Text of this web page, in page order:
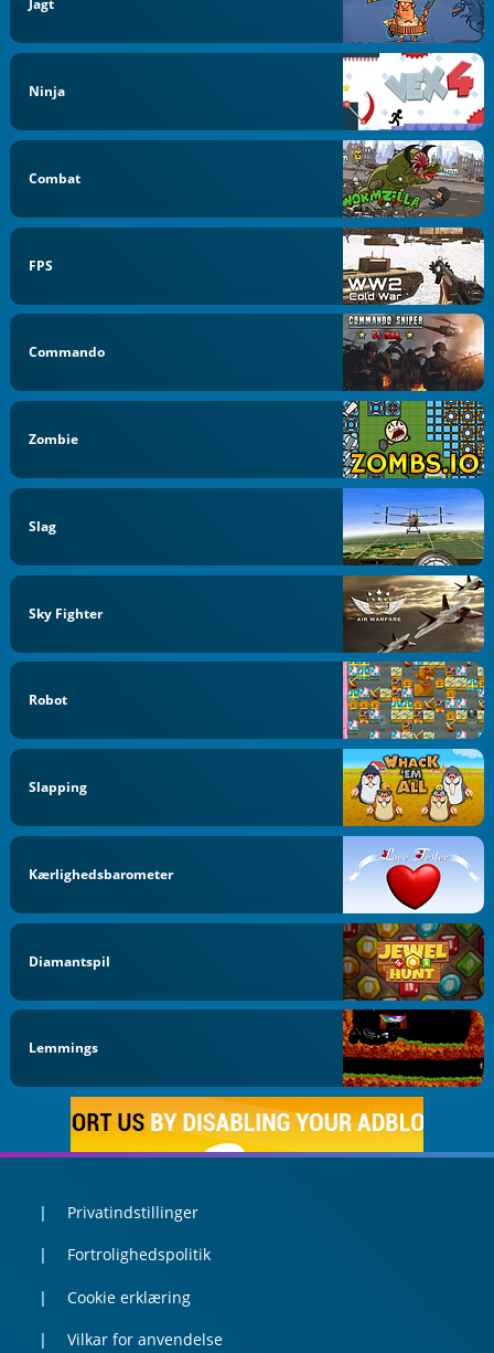
Jagt
Ninja
Combat
FPS
Commando
Zombie
Slag
Sky Fighter
Robot
Slapping
Kærlighedsbarometer
Diamantspil
Lemmings
Privatindstillinger
Fortrolighedspolitik
Cookie erklæring
Vilkar for anvendelse